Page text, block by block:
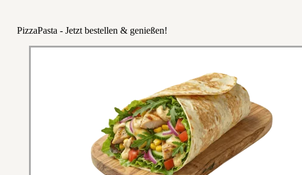
PizzaPasta - Jetzt bestellen & genießen!